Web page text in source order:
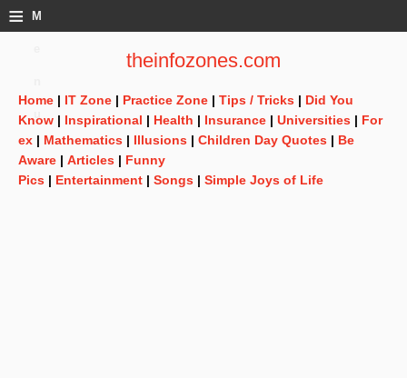
≡ M
theinfozones.com
Home | IT Zone | Practice Zone | Tips / Tricks | Did You
Know | Inspirational | Health | Insurance | Universities | For
ex | Mathematics | Illusions | Children Day Quotes | Be
Aware | Articles | Funny
Pics | Entertainment | Songs | Simple Joys of Life